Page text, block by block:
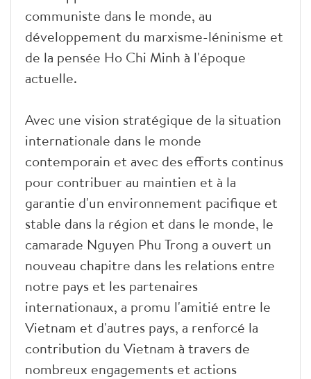
communiste dans le monde, au
développement du marxisme-léninisme et
de la pensée Ho Chi Minh à l'époque
actuelle.
Avec une vision stratégique de la situation
internationale dans le monde
contemporain et avec des efforts continus
pour contribuer au maintien et à la
garantie d'un environnement pacifique et
stable dans la région et dans le monde, le
camarade Nguyen Phu Trong a ouvert un
nouveau chapitre dans les relations entre
notre pays et les partenaires
internationaux, a promu l'amitié entre le
Vietnam et d'autres pays, a renforcé la
contribution du Vietnam à travers de
nombreux engagements et actions